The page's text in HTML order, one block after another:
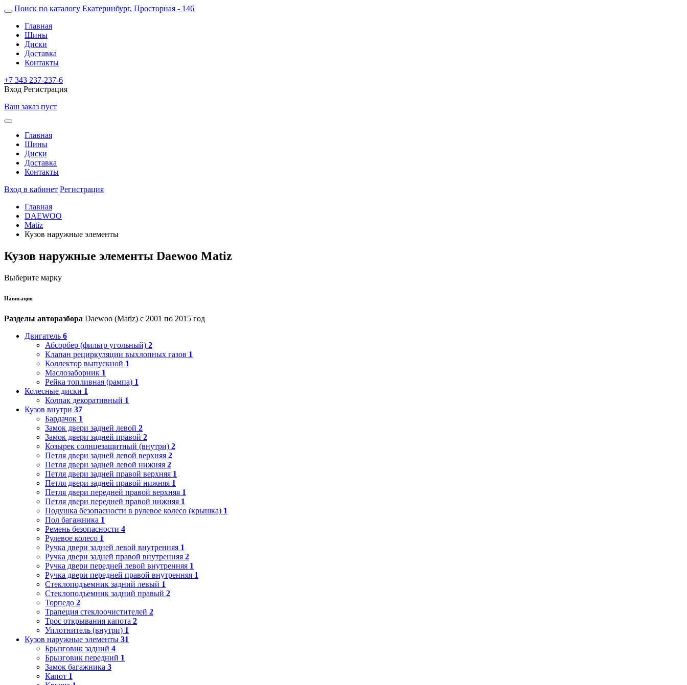
Поиск по каталогу Екатеринбург, Просторная - 146
Главная
Шины
Диски
Доставка
Контакты
+7 343 237-237-6
Вход Регистрация
Ваш заказ пуст
Главная
Шины
Диски
Доставка
Контакты
Вход в кабинет Регистрация
Главная
DAEWOO
Matiz
Кузов наружные элементы
Кузов наружные элементы Daewoo Matiz
Выберите марку
Навигация
Разделы авторазбора Daewoo (Matiz) с 2001 по 2015 год
Двигатель 6
Абсорбер (фильтр угольный) 2
Клапан рециркуляции выхлопных газов 1
Коллектор выпускной 1
Маслозаборник 1
Рейка топливная (рампа) 1
Колесные диски 1
Колпак декоративный 1
Кузов внутри 37
Бардачок 1
Замок двери задней левой 2
Замок двери задней правой 2
Козырек солнцезащитный (внутри) 2
Петля двери задней левой верхняя 2
Петля двери задней левой нижняя 2
Петля двери задней правой верхняя 1
Петля двери задней правой нижняя 1
Петля двери передней правой верхняя 1
Петля двери передней правой нижняя 1
Подушка безопасности в рулевое колесо (крышка) 1
Пол багажника 1
Ремень безопасности 4
Рулевое колесо 1
Ручка двери задней левой внутренняя 1
Ручка двери задней правой внутренняя 2
Ручка двери передней левой внутренняя 1
Ручка двери передней правой внутренняя 1
Стеклоподъемник задний левый 1
Стеклоподъемник задний правый 2
Торпедо 2
Трапеция стеклоочистителей 2
Трос открывания капота 2
Уплотнитель (внутри) 1
Кузов наружные элементы 31
Брызговик задний 4
Брызговик передний 1
Замок багажника 3
Капот 1